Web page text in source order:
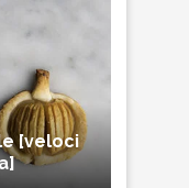
[veloci